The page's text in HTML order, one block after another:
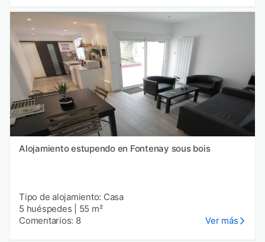
Alojamiento estupendo en Fontenay sous bois
Tipo de alojamiento: Casa
5 huéspedes
55 m²
Comentarios: 8
Ver más